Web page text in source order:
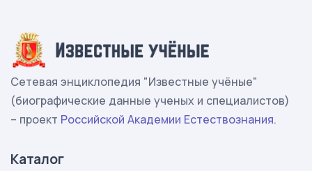
Сетевая энциклопедия "Известные учёные"
(биографические данные ученых и специалистов)
– проект Российской Академии Естествознания.
Каталог